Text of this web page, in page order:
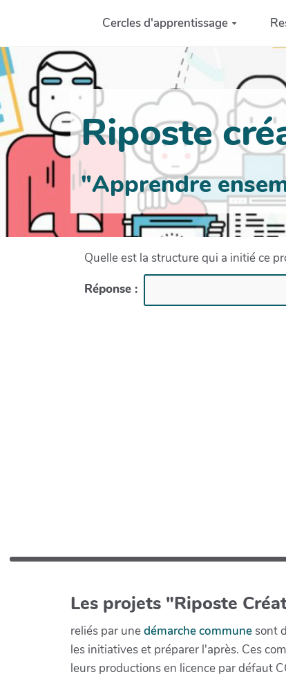
Aller au contenu principalCercles d'apprentissage
Riposte
"Apprendre
Quelle est la structure qui a initié ce
Réponse :
Les projets "Riposte
reliés par unedémarche communesont
les initiatives et préparer l'après. Ces
leurs productions en licence par défaut